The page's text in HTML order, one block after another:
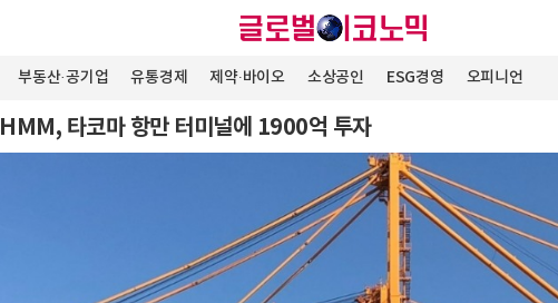
부동산·공기업 유통경제 제약∙바이오 소상공인 ESG경영 오피니언
HMM, 타코마 항만 터미널에 1900억 투자